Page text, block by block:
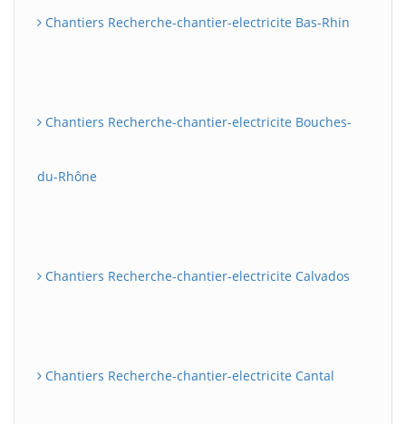
Chantiers Recherche-chantier-electricite Bas-Rhin
Chantiers Recherche-chantier-electricite Bouches-
du-Rhône
Chantiers Recherche-chantier-electricite Calvados
Chantiers Recherche-chantier-electricite Cantal